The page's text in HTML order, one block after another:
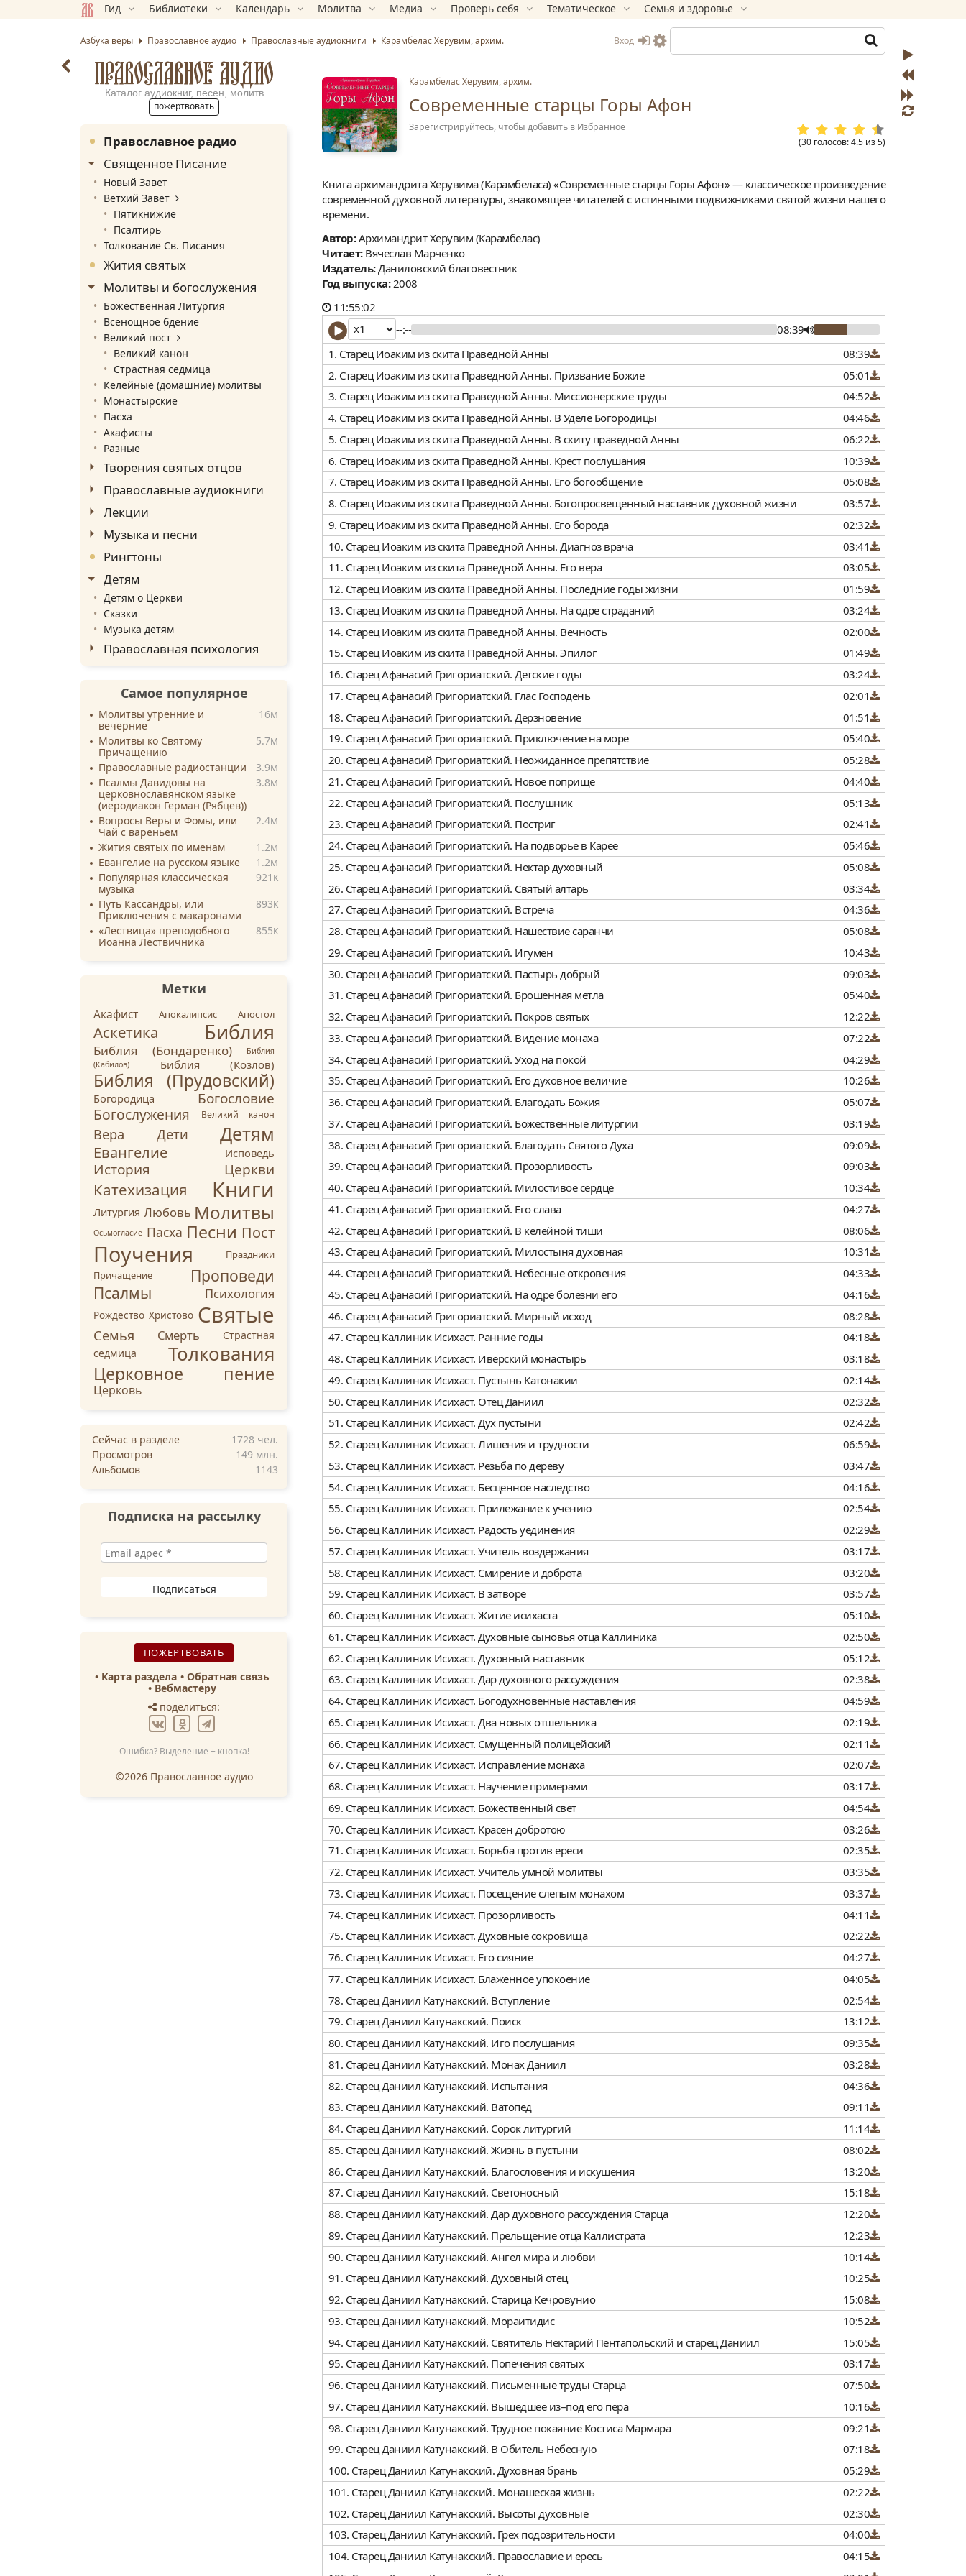
Гид Библиотеки Календарь Молитва Медиа Проверь себя Тематическое Семья и здоровье
Азбука веры Православноеаудио Православныеаудиокниги Карамбелас Херувим, архим. Вход
Карамбелас Херувим, архим.
Современные старцы Горы Афон
Зарегистрируйтесь, чтобы добавить в Избранное
(30 голосов:4.5 из5)
Книга архимандрита Херувима (Карамбеласа) «Современные старцы Горы Афон» — классическое произведение
современной духовной литературы, знакомящее читателей с истинными подвижниками святой жизни нашего
времени.
Автор:Архимандрит Херувим (Карамбелас)
Читает:Вячеслав Марченко
Издатель:Даниловский благовестник
Год выпуска:2008
11:55:02
--:--
08:39
1. Старец Иоаким из скита Праведной Анны
08:39
2. Старец Иоаким из скита Праведной Анны. Призвание Божие
05:01
3. Старец Иоаким из скита Праведной Анны. Миссионерские труды
04:52
4. Старец Иоаким из скита Праведной Анны. В Уделе Богородицы
04:46
5. Старец Иоаким из скита Праведной Анны. В скиту праведной Анны
06:22
6. Старец Иоаким из скита Праведной Анны. Крест послушания
10:39
7. Старец Иоаким из скита Праведной Анны. Его богообщение
05:08
8. Старец Иоаким из скита Праведной Анны. Богопросвещенный наставник духовной жизни
03:57
9. Старец Иоаким из скита Праведной Анны. Его борода
02:32
10. Старец Иоаким из скита Праведной Анны. Диагноз врача
03:41
11. Старец Иоаким из скита Праведной Анны. Его вера
03:05
12. Старец Иоаким из скита Праведной Анны. Последние годы жизни
01:59
13. Старец Иоаким из скита Праведной Анны. На одре страданий
03:24
14. Старец Иоаким из скита Праведной Анны. Вечность
02:00
15. Старец Иоаким из скита Праведной Анны. Эпилог
01:49
16. Старец Афанасий Григориатский. Детские годы
03:24
17. Старец Афанасий Григориатский. Глас Господень
02:01
18. Старец Афанасий Григориатский. Дерзновение
01:51
19. Старец Афанасий Григориатский. Приключение на море
05:40
20. Старец Афанасий Григориатский. Неожиданное препятствие
05:28
21. Старец Афанасий Григориатский. Новое поприще
04:40
22. Старец Афанасий Григориатский. Послушник
05:13
23. Старец Афанасий Григориатский. Постриг
02:41
24. Старец Афанасий Григориатский. На подворье в Карее
05:46
25. Старец Афанасий Григориатский. Нектар духовный
05:08
26. Старец Афанасий Григориатский. Святый алтарь
03:34
27. Старец Афанасий Григориатский. Встреча
04:36
28. Старец Афанасий Григориатский. Нашествие саранчи
05:08
29. Старец Афанасий Григориатский. Игумен
10:43
30. Старец Афанасий Григориатский. Пастырь добрый
09:03
31. Старец Афанасий Григориатский. Брошенная метла
05:40
32. Старец Афанасий Григориатский. Покров святых
12:22
33. Старец Афанасий Григориатский. Видение монаха
07:22
34. Старец Афанасий Григориатский. Уход на покой
04:29
35. Старец Афанасий Григориатский. Его духовное величие
10:26
36. Старец Афанасий Григориатский. Благодать Божия
05:07
37. Старец Афанасий Григориатский. Божественные литургии
03:19
38. Старец Афанасий Григориатский. Благодать Святого Духа
09:09
39. Старец Афанасий Григориатский. Прозорливость
09:03
40. Старец Афанасий Григориатский. Милостивое сердце
10:34
41. Старец Афанасий Григориатский. Его слава
04:27
42. Старец Афанасий Григориатский. В келейной тиши
08:06
43. Старец Афанасий Григориатский. Милостыня духовная
10:31
44. Старец Афанасий Григориатский. Небесные откровения
04:33
45. Старец Афанасий Григориатский. На одре болезни его
04:16
46. Старец Афанасий Григориатский. Мирный исход
08:28
47. Старец Каллиник Исихаст. Ранние годы
04:18
48. Старец Каллиник Исихаст. Иверский монастырь
03:18
49. Старец Каллиник Исихаст. Пустынь Катонакии
02:14
50. Старец Каллиник Исихаст. Отец Даниил
02:32
51. Старец Каллиник Исихаст. Дух пустыни
02:42
52. Старец Каллиник Исихаст. Лишения и трудности
06:59
53. Старец Каллиник Исихаст. Резьба по дереву
03:47
54. Старец Каллиник Исихаст. Бесценное наследство
04:16
55. Старец Каллиник Исихаст. Прилежание к учению
02:54
56. Старец Каллиник Исихаст. Радость уединения
02:29
57. Старец Каллиник Исихаст. Учитель воздержания
03:17
58. Старец Каллиник Исихаст. Смирение и доброта
03:20
59. Старец Каллиник Исихаст. В затворе
03:57
60. Старец Каллиник Исихаст. Житие исихаста
05:10
61. Старец Каллиник Исихаст. Духовные сыновья отца Каллиника
02:50
62. Старец Каллиник Исихаст. Духовный наставник
05:12
63. Старец Каллиник Исихаст. Дар духовного рассуждения
02:38
64. Старец Каллиник Исихаст. Богодухновенные наставления
04:59
65. Старец Каллиник Исихаст. Два новых отшельника
02:19
66. Старец Каллиник Исихаст. Смущенный полицейский
02:11
67. Старец Каллиник Исихаст. Исправление монаха
02:07
68. Старец Каллиник Исихаст. Научение примерами
03:17
69. Старец Каллиник Исихаст. Божественный свет
04:54
70. Старец Каллиник Исихаст. Красен добротою
03:26
71. Старец Каллиник Исихаст. Борьба против ереси
02:35
72. Старец Каллиник Исихаст. Учитель умной молитвы
03:35
73. Старец Каллиник Исихаст. Посещение слепым монахом
03:37
74. Старец Каллиник Исихаст. Прозорливость
04:11
75. Старец Каллиник Исихаст. Духовные сокровища
02:22
76. Старец Каллиник Исихаст. Его сияние
04:27
77. Старец Каллиник Исихаст. Блаженное упокоение
04:05
78. Старец Даниил Катунакский. Вступление
02:54
79. Старец Даниил Катунакский. Поиск
13:12
80. Старец Даниил Катунакский. Иго послушания
09:35
81. Старец Даниил Катунакский. Монах Даниил
03:28
82. Старец Даниил Катунакский. Испытания
04:36
83. Старец Даниил Катунакский. Ватопед
09:11
84. Старец Даниил Катунакский. Сорок литургий
11:14
85. Старец Даниил Катунакский. Жизнь в пустыни
08:02
86. Старец Даниил Катунакский. Благословения и искушения
13:20
87. Старец Даниил Катунакский. Светоносный
15:18
88. Старец Даниил Катунакский. Дар духовного рассуждения Старца
12:20
89. Старец Даниил Катунакский. Прельщение отца Каллистрата
12:23
90. Старец Даниил Катунакский. Ангел мира и любви
10:14
91. Старец Даниил Катунакский. Духовный отец
10:25
92. Старец Даниил Катунакский. Старица Кечровунио
15:08
93. Старец Даниил Катунакский. Мораитидис
10:52
94. Старец Даниил Катунакский. Святитель Нектарий Пентапольский и старец Даниил
15:05
95. Старец Даниил Катунакский. Попечения святых
03:17
96. Старец Даниил Катунакский. Письменные труды Старца
07:50
97. Старец Даниил Катунакский. Вышедшее из–под его пера
10:16
98. Старец Даниил Катунакский. Трудное покаяние Костиса Мармара
09:21
99. Старец Даниил Катунакский. В Обитель Небесную
07:18
100. Старец Даниил Катунакский. Духовная брань
05:29
101. Старец Даниил Катунакский. Монашеская жизнь
02:22
102. Старец Даниил Катунакский. Высоты духовные
02:30
103. Старец Даниил Катунакский. Грех подозрительности
04:00
104. Старец Даниил Катунакский. Православие и ересь
04:15
ПРАВОСЛАВНОЕ АУДИО
Каталог аудиокниг, песен, молитв
пожертвовать
Православное радио
Священное Писание
Новый Завет
Ветхий Завет
Пятикнижие
Псалтирь
Толкование Св. Писания
Жития святых
Молитвы и богослужения
Божественная Литургия
Всенощное бдение
Великий пост
Великий канон
Страстная седмица
Келейные (домашние) молитвы
Монастырские
Пасха
Акафисты
Разные
Творения святых отцов
Православные аудиокниги
Лекции
Музыка и песни
Рингтоны
Детям
Детям о Церкви
Сказки
Музыка детям
Православная психология
Самое популярное
Молитвы утренние и
вечерние
16M
Молитвы ко Святому
Причащению
5.7M
Православные радиостанции 3.9M
Псалмы Давидовы на
церковнославянском языке
(иеродиакон Герман (Рябцев))
3.8M
Вопросы Веры и Фомы, или
Чай с вареньем
2.4M
Жития святых по именам 1.2M
Евангелие на русском языке 1.2M
Популярная классическая
музыка
921 K
Путь Кассандры, или
Приключения с макаронами
893K
«Лествица» преподобного
Иоанна Лествичника
855K
Метки
Акафист Апокалипсис Апостол
Аскетика Библия
Библия (Бондаренко)
Библия
(Кабилов)
Библия (Козлов)
Библия (Прудовский)
Богородица Богословие
Богослужения Великий канон
Вера Дети Детям
Евангелие Исповедь
История Церкви
Катехизация Книги
Литургия Любовь Молитвы
Осьмогласие Пасха Песни Пост
Поучения
Праздники
Причащение
Проповеди
Псалмы Психология
Рождество Христово Святые
Семья Смерть
Страстная
седмица
Толкования
Церковное пение
Церковь
Сейчас в разделе 1728 чел.
Просмотров
149 млн.
Альбомов
1143
Подписка на рассылку
ПОЖЕРТВОВАТЬ
Карта раздела
Обратная связь
Вебмастеру
поделиться:
Ошибка? Выделение + кнопка!
©2026 Православное аудио